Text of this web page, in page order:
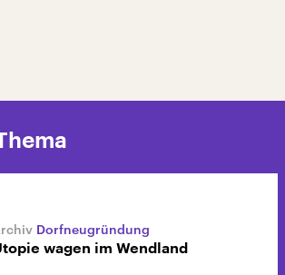
Dorfneugründung
wagen im Wendland